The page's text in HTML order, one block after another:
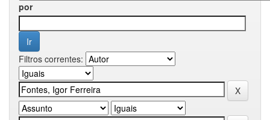
por
Filtros correntes: